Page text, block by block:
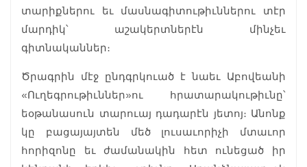
տարիքներու եւ մասնագիտութիւններու տէր
մարդիկ՝ աշակերտներէն մինչեւ
գիտնականներ։
Ծրագրին մէջ ընդգրկուած է նաեւ Աբովեանի
«Ուղեգրութիւններ»ու հրատարակութիւնը՝
եօթանասուն տարուայ դադարէն յետոյ։ Անոնք
կը բացայայտեն մեծ լուսաւորիչի մտաւոր
հորիզոնը եւ ժամանակին հետ ունեցած իր